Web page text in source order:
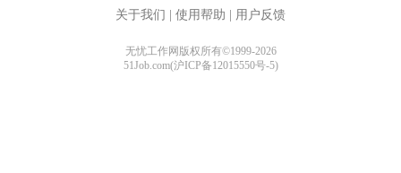
关于我们 使用帮助 用户反馈
无忧工作网版权所有©1999-2026
51Job.com(沪ICP备12015550号-5)